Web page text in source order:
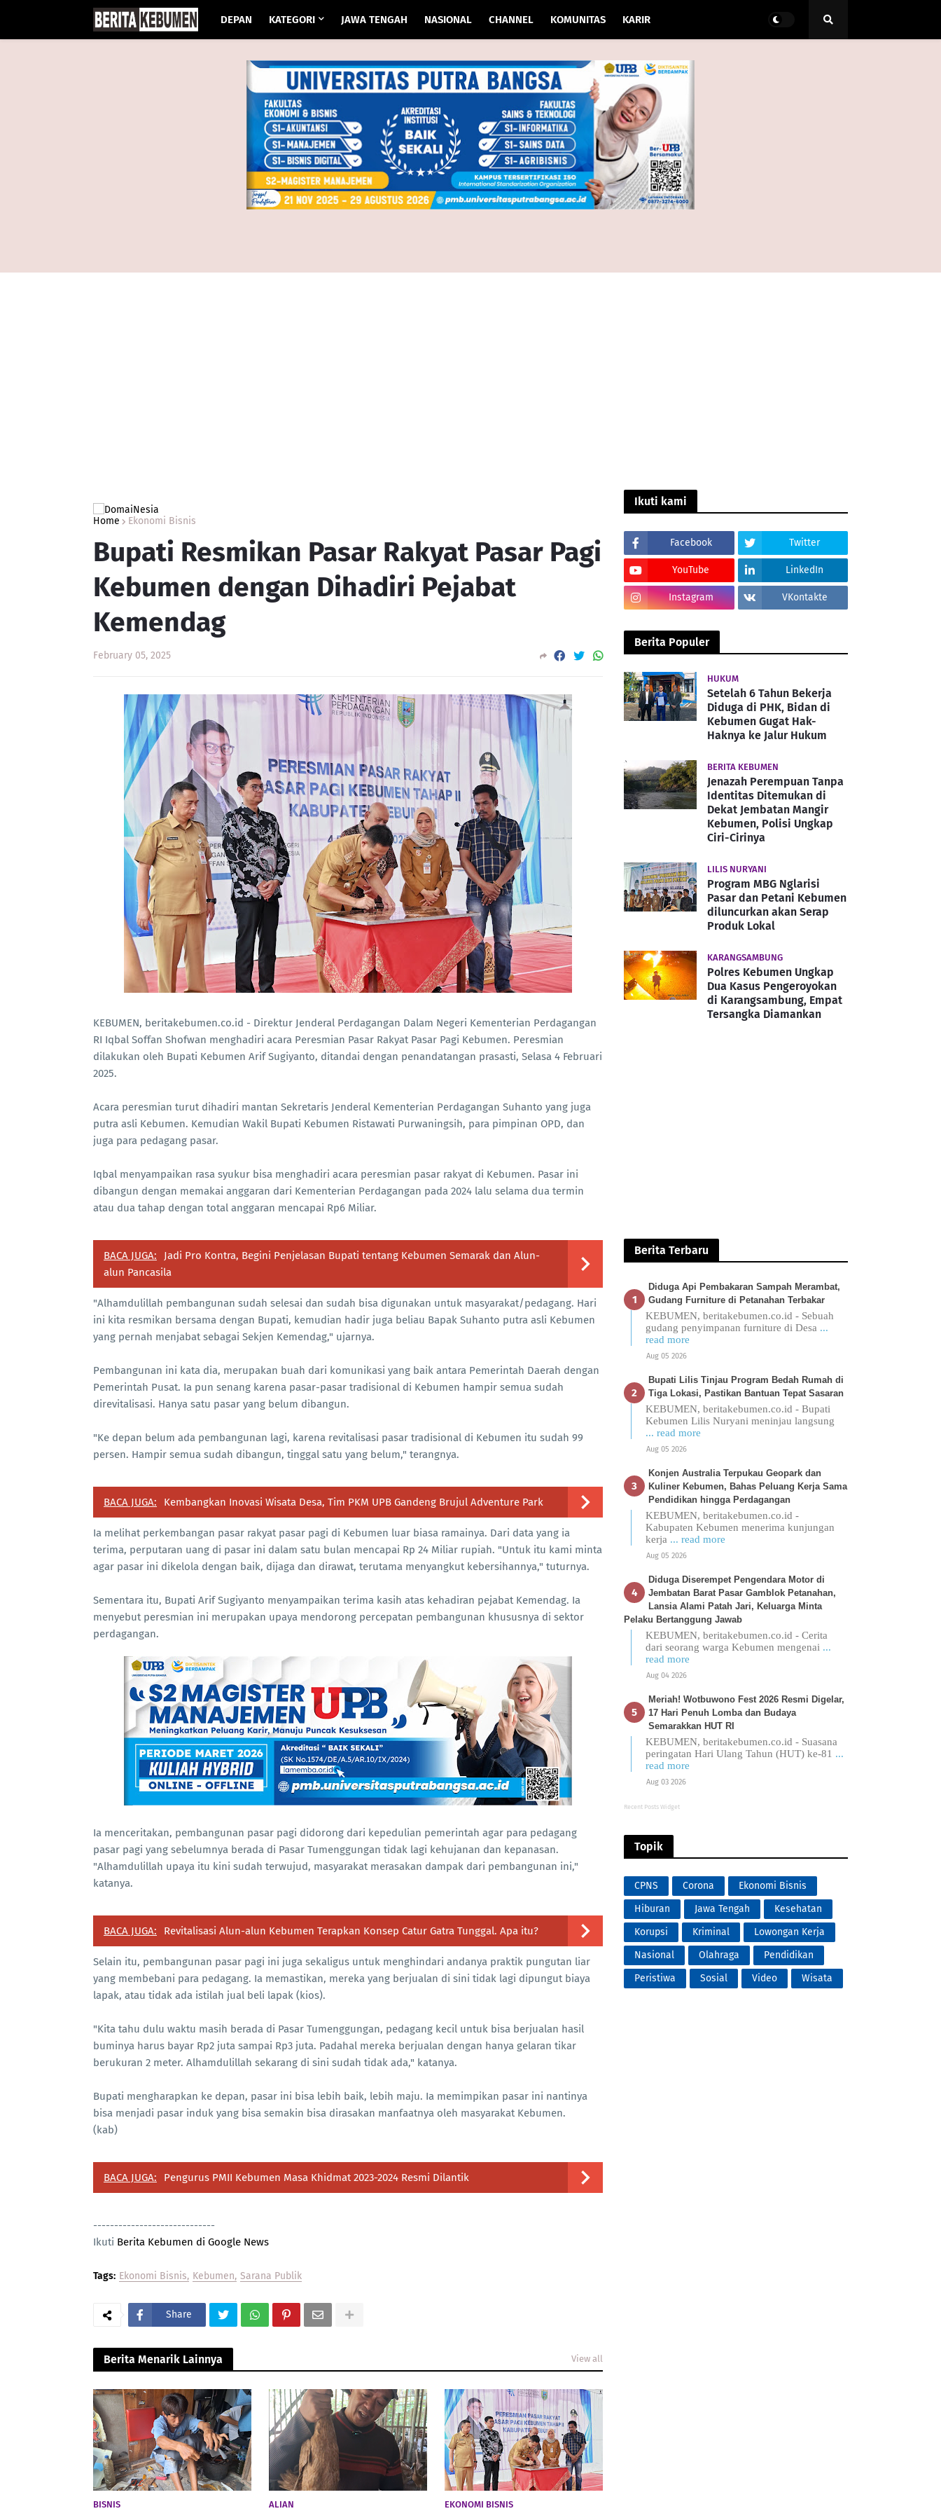
DEPAN KATEGORI JAWA TENGAH NASIONAL CHANNEL KOMUNITAS KARIR
Home Ekonomi Bisnis
Bupati Resmikan Pasar Rakyat Pasar Pagi
Kebumen dengan Dihadiri Pejabat
Kemendag
February 05, 2025
KEBUMEN, beritakebumen.co.id - Direktur Jenderal Perdagangan Dalam Negeri Kementerian Perdagangan
RI Iqbal Soffan Shofwan menghadiri acara Peresmian Pasar Rakyat Pasar Pagi Kebumen. Peresmian
dilakukan oleh Bupati Kebumen Arif Sugiyanto, ditandai dengan penandatangan prasasti, Selasa 4 Februari
2025.
Acara peresmian turut dihadiri mantan Sekretaris Jenderal Kementerian Perdagangan Suhanto yang juga
putra asli Kebumen. Kemudian Wakil Bupati Kebumen Ristawati Purwaningsih, para pimpinan OPD, dan
juga para pedagang pasar.
Iqbal menyampaikan rasa syukur bisa menghadiri acara peresmian pasar rakyat di Kebumen. Pasar ini
dibangun dengan memakai anggaran dari Kementerian Perdagangan pada 2024 lalu selama dua termin
atau dua tahap dengan total anggaran mencapai Rp6 Miliar.
BACA JUGA:
Jadi Pro Kontra, Begini Penjelasan Bupati tentang Kebumen Semarak dan Alun-
alun Pancasila
"Alhamdulillah pembangunan sudah selesai dan sudah bisa digunakan untuk masyarakat/pedagang. Hari
ini kita resmikan bersama dengan Bupati, kemudian hadir juga beliau Bapak Suhanto putra asli Kebumen
yang pernah menjabat sebagai Sekjen Kemendag," ujarnya.
Pembangunan ini kata dia, merupakan buah dari komunikasi yang baik antara Pemerintah Daerah dengan
Pemerintah Pusat. Ia pun senang karena pasar-pasar tradisional di Kebumen hampir semua sudah
direvitalisasi. Hanya satu pasar yang belum dibangun.
"Ke depan belum ada pembangunan lagi, karena revitalisasi pasar tradisional di Kebumen itu sudah 99
persen. Hampir semua sudah dibangun, tinggal satu yang belum," terangnya.
BACA JUGA: Kembangkan Inovasi Wisata Desa, Tim PKM UPB Gandeng Brujul Adventure Park
Ia melihat perkembangan pasar rakyat pasar pagi di Kebumen luar biasa ramainya. Dari data yang ia
terima, perputaran uang di pasar ini dalam satu bulan mencapai Rp 24 Miliar rupiah. "Untuk itu kami minta
agar pasar ini dikelola dengan baik, dijaga dan dirawat, terutama menyangkut kebersihannya," tuturnya.
Sementara itu, Bupati Arif Sugiyanto menyampaikan terima kasih atas kehadiran pejabat Kemendag. Ia
menyebut peresmian ini merupakan upaya mendorong percepatan pembangunan khususnya di sektor
perdagangan.
Ia menceritakan, pembangunan pasar pagi didorong dari kepedulian pemerintah agar para pedagang
pasar pagi yang sebelumnya berada di Pasar Tumenggungan tidak lagi kehujanan dan kepanasan.
"Alhamdulillah upaya itu kini sudah terwujud, masyarakat merasakan dampak dari pembangunan ini,"
katanya.
BACA JUGA: Revitalisasi Alun-alun Kebumen Terapkan Konsep Catur Gatra Tunggal. Apa itu?
Selain itu, pembangunan pasar pagi ini juga sekaligus untuk menghindari andanya praktik pungutan liar
yang membebani para pedagang. Ia memastikan, mereka yang berjualan di sini tidak lagi dipungut biaya
lapak, atau tidak ada istilah jual beli lapak (kios).
"Kita tahu dulu waktu masih berada di Pasar Tumenggungan, pedagang kecil untuk bisa berjualan hasil
buminya harus bayar Rp2 juta sampai Rp3 juta. Padahal mereka berjualan dengan hanya gelaran tikar
berukuran 2 meter. Alhamdulillah sekarang di sini sudah tidak ada," katanya.
Bupati mengharapkan ke depan, pasar ini bisa lebih baik, lebih maju. Ia memimpikan pasar ini nantinya
bisa menjadi pasar induk yang bisa semakin bisa dirasakan manfaatnya oleh masyarakat Kebumen.
(kab)
BACA JUGA: Pengurus PMII Kebumen Masa Khidmat 2023-2024 Resmi Dilantik
-----------------------------
Ikuti Berita Kebumen di Google News
Tags: Ekonomi Bisnis Kebumen Sarana Publik
Share
Berita Menarik Lainnya View all
BISNIS ALIAN EKONOMI BISNIS
Ikuti kami
Facebook Twitter
YouTube LinkedIn
Instagram VKontakte
Berita Populer
HUKUM
Setelah 6 Tahun Bekerja
Diduga di PHK, Bidan di
Kebumen Gugat Hak-
Haknya ke Jalur Hukum
BERITA KEBUMEN
Jenazah Perempuan Tanpa
Identitas Ditemukan di
Dekat Jembatan Mangir
Kebumen, Polisi Ungkap
Ciri-Cirinya
LILIS NURYANI
Program MBG Nglarisi
Pasar dan Petani Kebumen
diluncurkan akan Serap
Produk Lokal
KARANGSAMBUNG
Polres Kebumen Ungkap
Dua Kasus Pengeroyokan
di Karangsambung, Empat
Tersangka Diamankan
Berita Terbaru
Diduga Api Pembakaran Sampah Merambat,
Gudang Furniture di Petanahan Terbakar
KEBUMEN, beritakebumen.co.id - Sebuah
gudang penyimpanan furniture di Desa ...
read more
Aug 05 2026
Bupati Lilis Tinjau Program Bedah Rumah di
Tiga Lokasi, Pastikan Bantuan Tepat Sasaran
KEBUMEN, beritakebumen.co.id - Bupati
Kebumen Lilis Nuryani meninjau langsung
... read more
Aug 05 2026
Konjen Australia Terpukau Geopark dan
Kuliner Kebumen, Bahas Peluang Kerja Sama
Pendidikan hingga Perdagangan
KEBUMEN, beritakebumen.co.id -
Kabupaten Kebumen menerima kunjungan
kerja ... read more
Aug 05 2026
Diduga Diserempet Pengendara Motor di
Jembatan Barat Pasar Gamblok Petanahan,
Lansia Alami Patah Jari, Keluarga Minta
Pelaku Bertanggung Jawab
KEBUMEN, beritakebumen.co.id - Cerita
dari seorang warga Kebumen mengenai ...
read more
Aug 04 2026
Meriah! Wotbuwono Fest 2026 Resmi Digelar,
17 Hari Penuh Lomba dan Budaya
Semarakkan HUT RI
KEBUMEN, beritakebumen.co.id - Suasana
peringatan Hari Ulang Tahun (HUT) ke-81 ...
read more
Aug 03 2026
Recent Posts Widget
Topik
CPNS Corona
Ekonomi Bisnis
Hiburan
Jawa Tengah
Kesehatan
Korupsi
Kriminal
Lowongan Kerja
Nasional
Olahraga
Pendidikan
Peristiwa
Sosial Video Wisata